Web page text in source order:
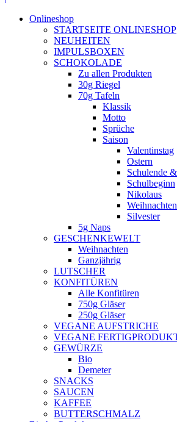
opensOnlineshop
STARTSEITE ONLINESHOP
NEUHEITEN
IMPULSBOXEN
SCHOKOLADE
Zu allen Produkten
30g Riegel
70g Tafeln
Klassik
Motto
Sprüche
Saison
Valentinstag
Ostern
Schulende
Schulbeginn
Nikolaus
Weihnachten
Silvester
5g Naps
GESCHENKEWELT
Weihnachten
Ganzjährig
LUTSCHER
KONFITÜREN
Alle Konfitüren
750g Gläser
250g Gläser
VEGANE AUFSTRICHE
VEGANE
GEWÜRZE
Bio
Demeter
SNACKS
SAUCEN
KAFFEE
BUTTERSCHMALZ